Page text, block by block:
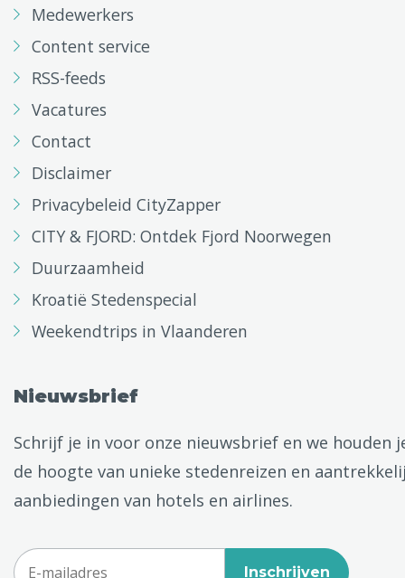
Medewerkers
Content service
RSS-feeds
Vacatures
Contact
Disclaimer
Privacybeleid CityZapper
CITY & FJORD: Ontdek Fjord Noorwegen
Duurzaamheid
Kroatië Stedenspecial
Weekendtrips in Vlaanderen
Nieuwsbrief
Schrijf je in voor onze nieuwsbrief en we houden
de hoogte van unieke stedenreizen en
aanbiedingen van hotels en airlines.
Inschrijven